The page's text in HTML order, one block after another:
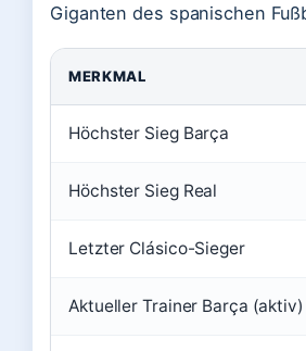
Giganten des spanischen
MERKMAL
Höchster Sieg Barça
Höchster Sieg Real
Letzter Clásico-Sieger
Aktueller Trainer Barça (aktiv)